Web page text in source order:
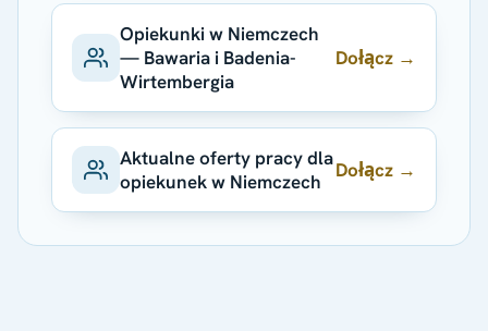
Opiekunki w Niemczech
— Bawaria i Badenia-
Wirtembergia
Dołącz →
Aktualne oferty pracy dla
opiekunek w Niemczech
Dołącz →